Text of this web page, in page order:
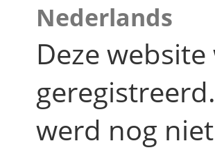
Nederlands
Deze
werd nog